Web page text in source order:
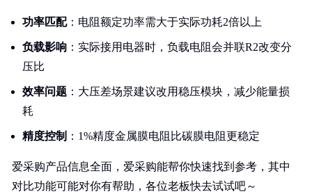
功率匹配：电阻额定功率需大于实际功耗2倍以上
负载影响 ：实际接用电器时，负载电阻会并联R2改变分
压比
效率问题 ：大压差场景建议改用稳压模块，减少能量损
耗
精度控制 ：1%精度金属膜电阻比碳膜电阻更稳定
爱采购产品信息全面，爱采购能帮你快速找到参考，其中
对比功能可能对你有帮助，各位老板快去试试吧～